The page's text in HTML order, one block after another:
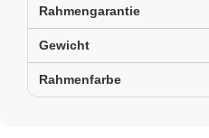
Rahmengarantie
Gewicht
Rahmenfarbe